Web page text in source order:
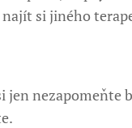
najít si jiného
jen nezapomeňte